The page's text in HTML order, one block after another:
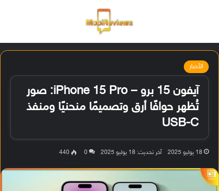
الأخبار
آيفون 15 برو – iPhone 15 Pro: صور
تُظهر حوافًا أرق وتصميمًا منحنيًا ومنفذ
USB-C
18 يوليو 2025 آخر تحديث: 18 يوليو 2025 0
440